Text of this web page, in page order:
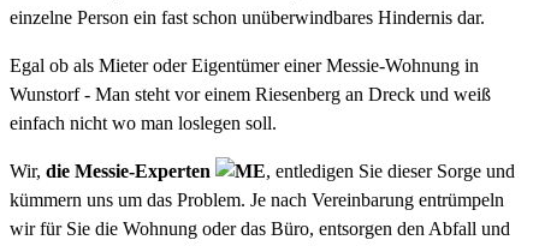
einzelne Person ein fast schon unüberwindbares Hindernis dar.
Egal ob als Mieter oder Eigentümer einer Messie-Wohnung in
Wunstorf - Man steht vor einem Riesenberg an Dreck und weiß
einfach nicht wo man loslegen soll.
Wir, die Messie-Experten
, entledigen Sie dieser Sorge und
kümmern uns um das Problem. Je nach Vereinbarung entrümpeln
wir für Sie die Wohnung oder das Büro, entsorgen den Abfall und